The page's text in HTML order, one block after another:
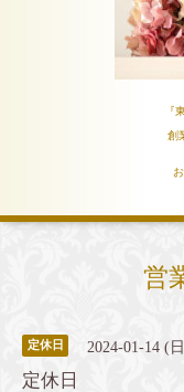
『
創
営
定休日 2024-01-14 (
定休日